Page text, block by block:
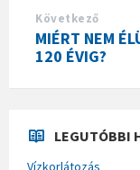
Következő
MIÉRT NEM
120 ÉVIG?
LEGUTÓBBI
Vízkorlátozás